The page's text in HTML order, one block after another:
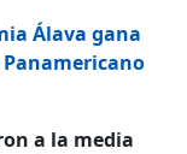
Álava gana
a la media